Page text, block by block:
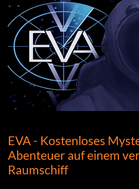
EVA - Kostenloses
Abenteuer auf einem
Raumschiff